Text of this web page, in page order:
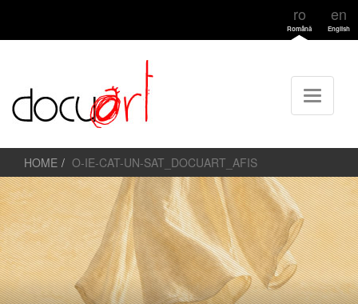
ro
Română
en
English
HOME O-IE-CAT-UN-SAT_DOCUART_AFIS